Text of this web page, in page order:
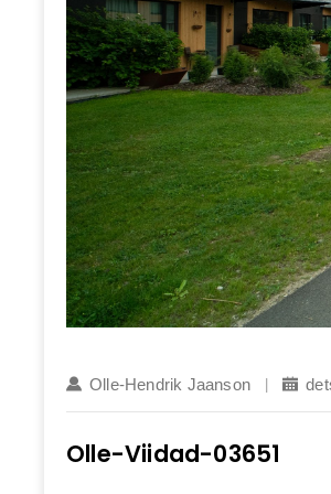
Olle-Hendrik Jaanson
Olle-Viidad-03651